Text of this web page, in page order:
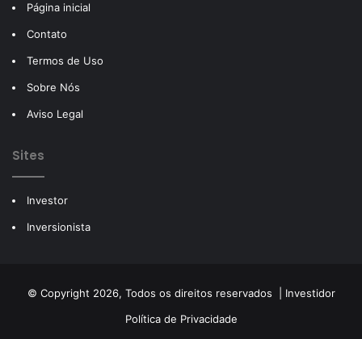
Página inicial
Contato
Termos de Uso
Sobre Nós
Aviso Legal
Sites
Investor
Inversionista
© Copyright 2026, Todos os direitos reservados | Investidor
Política de Privacidade